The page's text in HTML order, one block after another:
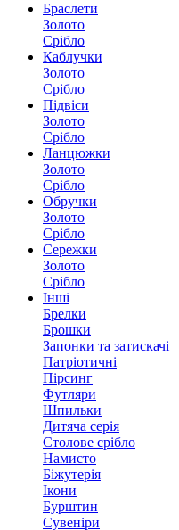
Браслети
Золото
Срібло
Каблучки
Золото
Срібло
Підвіси
Золото
Срібло
Ланцюжки
Золото
Срібло
Обручки
Золото
Срібло
Сережки
Золото
Срібло
Інші
Брелки
Брошки
Запонки та затискачі
Патріотичні
Пірсинг
Футляри
Шпильки
Дитяча серія
Столове срібло
Намисто
Біжутерія
Ікони
Бурштин
Сувеніри